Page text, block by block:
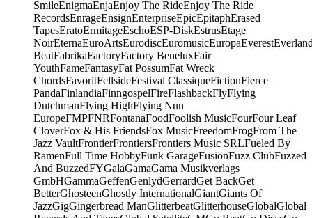
SmileEnigmaEnjaEnjoy The RideEnjoy The Ride
RecordsEnrageEnsignEnterpriseEpicEpitaphErased
TapesEratoErmitageEschoESP-DiskEstrusEtage
NoirEternaEuroArtsEurodiscEuromusicEuropaEverest
BeatFabrikaFactoryFactory BeneluxFair
YouthFameFantasyFat PossumFat Wreck
ChordsFavoritFellsideFestival ClassiqueFictionFierce
PandaFinlandiaFinngospelFireFlashbackFlyFlying
DutchmanFlying HighFlying Nun
EuropeFMPFNRFontanaFoodFoolish MusicFourFour Leaf
CloverFox & His FriendsFox MusicFreedomFrogFrom The
Jazz VaultFrontierFrontiersFrontiers Music SRLFueled By
RamenFull Time HobbyFunk GarageFusionFuzz ClubFuzzed
And BuzzedFYGalaGamaGama Musikverlags
GmbHGammaGeffenGenlydGerrardGet BackGet
BetterGhosteenGhostly InternationalGiantGiants Of
JazzGigGingerbread ManGlitterbeatGlitterhouseGlobalGlobal